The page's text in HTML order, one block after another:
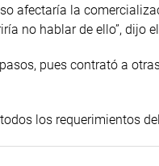
afectaría la
no hablar de ello”, dijo
pues contrató a
los requerimientos